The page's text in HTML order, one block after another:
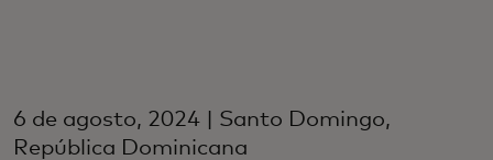
Para empresas
6 de agosto, 2024 | Santo Domingo,
República Dominicana